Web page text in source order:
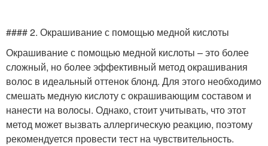
#### 2. Окрашивание с помощью медной кислоты
Окрашивание с помощью медной кислоты – это более
сложный, но более эффективный метод окрашивания
волос в идеальный оттенок блонд. Для этого необходимо
смешать медную кислоту с окрашивающим составом и
нанести на волосы. Однако, стоит учитывать, что этот
метод может вызвать аллергическую реакцию, поэтому
рекомендуется провести тест на чувствительность.